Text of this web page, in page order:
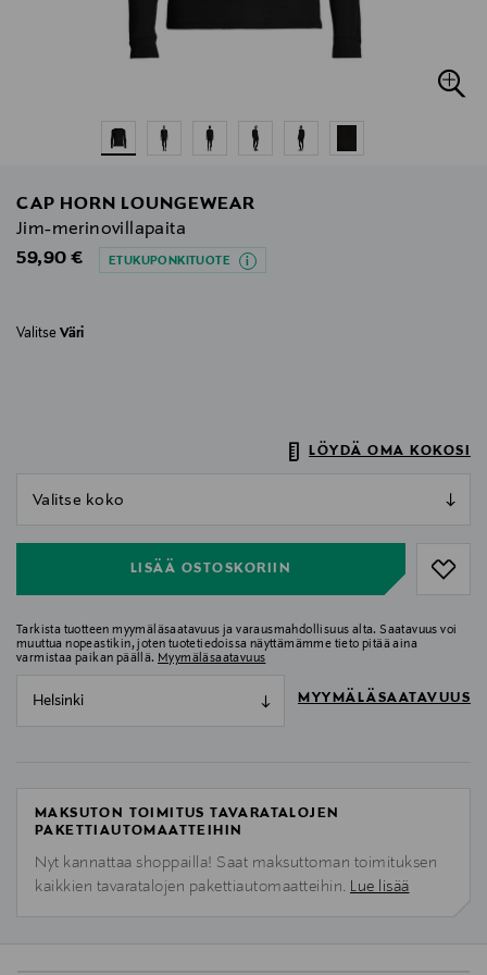
CAP HORN LOUNGEWEAR
Jim-merinovillapaita
Original Price
59,90 € ETUKUPONKITUOTE
Valitse Väri
LÖYDÄ OMA KOKOSI
LISÄÄ OSTOSKORIIN
Tarkista tuotteen myymäläsaatavuus ja varausmahdollisuus alta. Saatavuus voi
muuttua nopeastikin, joten tuotetiedoissa näyttämämme tieto pitää aina
varmistaa paikan päällä. Myymäläsaatavuus
Helsinki MYYMÄLÄSAATAVUUS
MAKSUTON TOIMITUS TAVARATALOJEN
PAKETTIAUTOMAATTEIHIN
Nyt kannattaa shoppailla! Saat maksuttoman toimituksen
kaikkien tavaratalojen pakettiautomaatteihin. Lue lisää